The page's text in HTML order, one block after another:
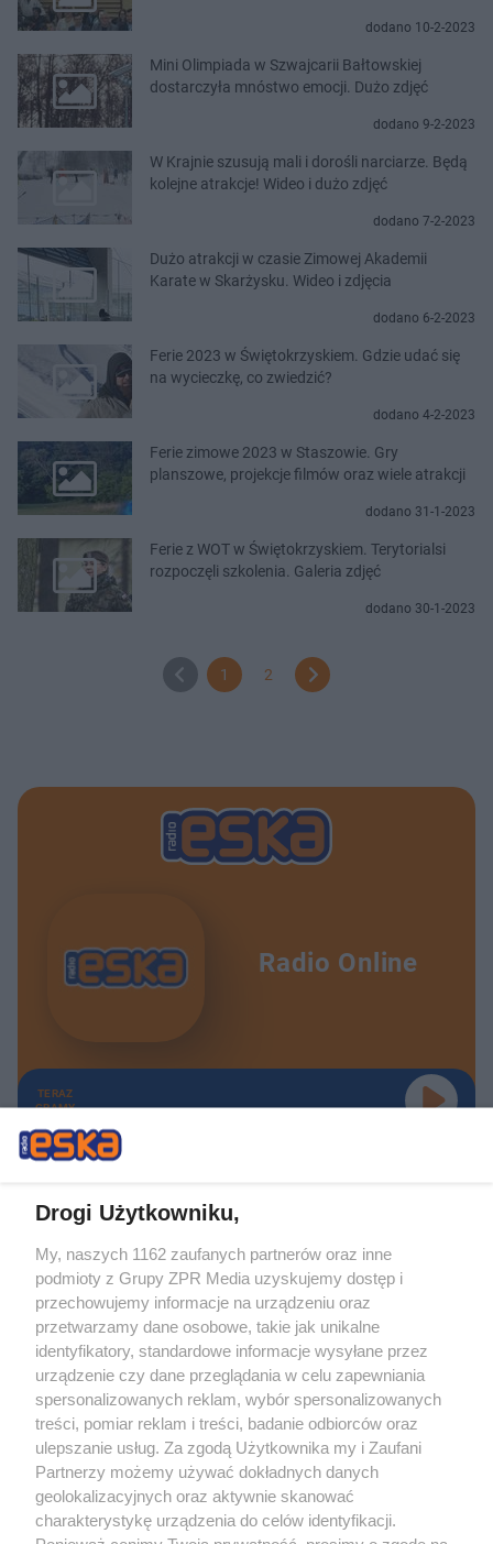
dodano 10-2-2023
Mini Olimpiada w Szwajcarii Bałtowskiej
dostarczyła mnóstwo emocji. Dużo zdjęć
dodano 9-2-2023
W Krajnie szusują mali i dorośli narciarze. Będą
kolejne atrakcje! Wideo i dużo zdjęć
dodano 7-2-2023
Dużo atrakcji w czasie Zimowej Akademii
Karate w Skarżysku. Wideo i zdjęcia
dodano 6-2-2023
Ferie 2023 w Świętokrzyskiem. Gdzie udać się
na wycieczkę, co zwiedzić?
dodano 4-2-2023
Ferie zimowe 2023 w Staszowie. Gry
planszowe, projekcje filmów oraz wiele atrakcji
dodano 31-1-2023
Ferie z WOT w Świętokrzyskiem. Terytorialsi
rozpoczęli szkolenia. Galeria zdjęć
dodano 30-1-2023
1 2
Radio Online
TERAZ
GRAMY
Żaden utwór zamieszczony w serwisie nie może być powielany i
rozpowszechniany lub dalej rozpowszechniany w jakikolwiek sposób (w
tym także elektroniczny lub mechaniczny) na jakimkolwiek polu
eksploatacji w jakiejkolwiek formie, włącznie z umieszczaniem w Internecie
bez pisemnej zgody właściciela praw. Jakiekolwiek użycie lub
wykorzystanie utworów w całości lub w części z naruszeniem prawa, tzn.
bez właściwej zgody, jest zabronione pod groźbą kary i może być ścigane
prawnie.
Drogi Użytkowniku,
My, naszych 1162 zaufanych partnerów oraz inne
podmioty z Grupy ZPR Media uzyskujemy dostęp i
przechowujemy informacje na urządzeniu oraz
przetwarzamy dane osobowe, takie jak unikalne
identyfikatory, standardowe informacje wysyłane przez
urządzenie czy dane przeglądania w celu zapewniania
spersonalizowanych reklam, wybór spersonalizowanych
treści, pomiar reklam i treści, badanie odbiorców oraz
ulepszanie usług. Za zgodą Użytkownika my i Zaufani
Partnerzy możemy używać dokładnych danych
geolokalizacyjnych oraz aktywnie skanować
charakterystykę urządzenia do celów identyfikacji.